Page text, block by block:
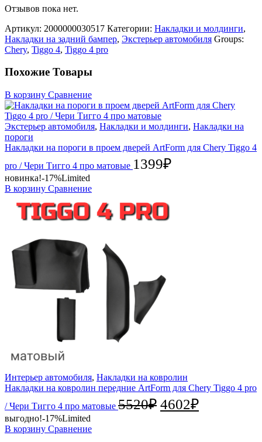
Отзывов пока нет.
Артикул: 2000000030517 Категории: Накладки и молдинги,
Накладки на задний бампер, Экстерьер автомобиля Groups:
Chery, Tiggo 4, Tiggo 4 pro
Похожие Товары
В корзину Сравнение
Экстерьер автомобиля, Накладки и молдинги, Накладки на
пороги
Накладки на пороги в проем дверей ArtForm для Chery Tiggo 4
pro / Чери Тигго 4 про матовые 1399₽
новинка!-17%Limited
В корзину Сравнение
Интерьер автомобиля, Накладки на ковролин
Накладки на ковролин передние ArtForm для Chery Tiggo 4 pro
/ Чери Тигго 4 про матовые 5520₽ 4602₽
выгодно!-17%Limited
В корзину Сравнение